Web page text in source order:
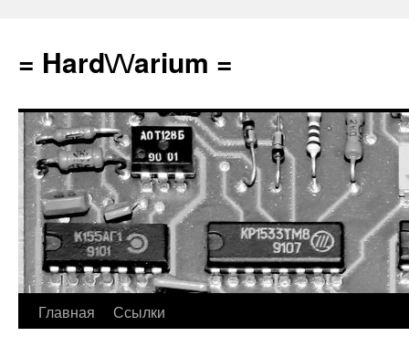
содержимому
= Hard\/\/arium =
Главная Ссылки